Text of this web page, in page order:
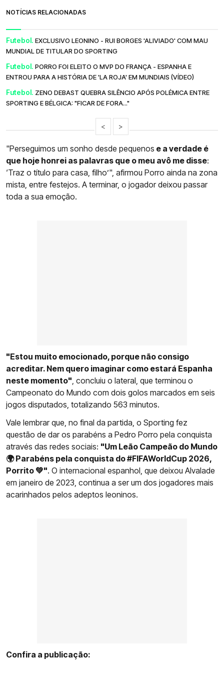
NOTÍCIAS RELACIONADAS
Futebol. EXCLUSIVO LEONINO - RUI BORGES 'ALIVIADO' COM MAU
MUNDIAL DE TITULAR DO SPORTING
Futebol. PORRO FOI ELEITO O MVP DO FRANÇA - ESPANHA E
ENTROU PARA A HISTÓRIA DE 'LA ROJA' EM MUNDIAIS (VÍDEO)
Futebol. ZENO DEBAST QUEBRA SILÊNCIO APÓS POLÉMICA ENTRE
SPORTING E BÉLGICA: "FICAR DE FORA..."
< >
"Perseguimos um sonho desde pequenos e a verdade é
que hoje honrei as palavras que o meu avô me disse:
‘Traz o título para casa, filho’", afirmou Porro ainda na zona
mista, entre festejos. A terminar, o jogador deixou passar
toda a sua emoção.
"Estou muito emocionado, porque não consigo
acreditar. Nem quero imaginar como estará Espanha
neste momento" , concluiu o lateral, que terminou o
Campeonato do Mundo com dois golos marcados em seis
jogos disputados, totalizando 563 minutos.
Vale lembrar que, no final da partida, o Sporting fez
questão de dar os parabéns a Pedro Porro pela conquista
através das redes sociais: "Um Leão Campeão do Mundo
🌍Parabéns pela conquista do #FIFAWorldCup 2026,
Porrito 💚". O internacional espanhol, que deixou Alvalade
em janeiro de 2023, continua a ser um dos jogadores mais
acarinhados pelos adeptos leoninos.
Confira a publicação: